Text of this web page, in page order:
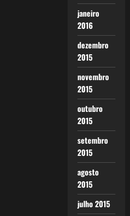
janeiro
2016
dezembro
2015
novembro
2015
outubro
2015
setembro
2015
agosto
2015
julho 2015